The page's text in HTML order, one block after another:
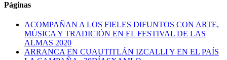
Páginas
ACOMPAÑAN A LOS FIELES DIFUNTOS CON ARTE,
MÚSICA Y TRADICIÓN EN EL FESTIVAL DE LAS
ALMAS 2020
ARRANCA EN CUAUTITLÁN IZCALLI Y EN EL PAÍS